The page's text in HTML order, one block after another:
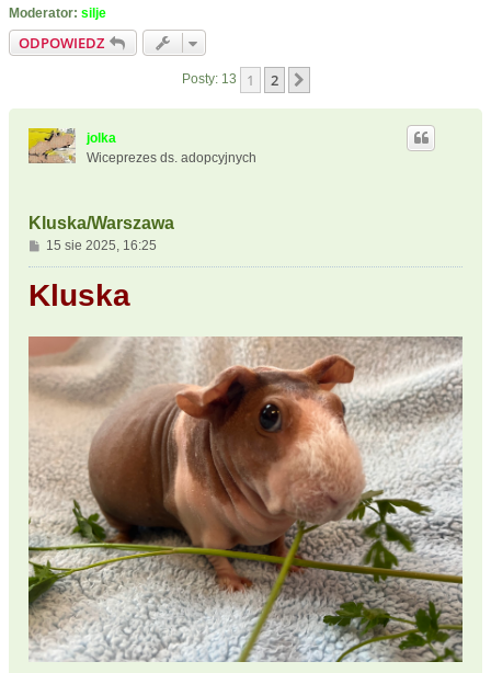
Moderator: silje
ODPOWIEDZ
Posty: 13 1 2
jolka
Wiceprezes ds. adopcyjnych
Kluska/Warszawa
P
o
s
t
15 sie 2025, 16:25
Kluska